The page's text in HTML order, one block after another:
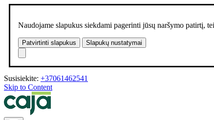
Naudojame slapukus siekdami pagerinti jūsų naršymo patirtį,
Patvirtinti slapukus Slapukų nustatymai
Susisiekite: +37061462541
Skip to Content